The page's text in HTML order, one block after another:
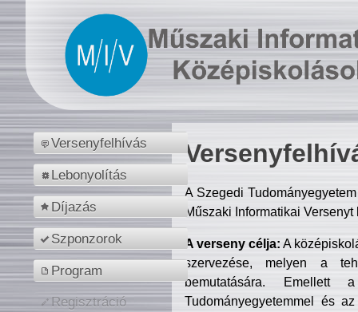
Versenyfelhívás
Lebonyolítás
Díjazás
Szponzorok
Program
Regisztráció
A Szegedi
Műszaki Informatikai
A verseny célja: A
szervezése, melyen a
bemutatására. Emellett
Tudományegyetemmel és